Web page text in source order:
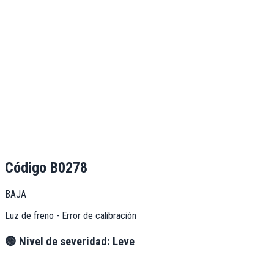
Código B0278
BAJA
Luz de freno - Error de calibración
🟢 Nivel de severidad: Leve